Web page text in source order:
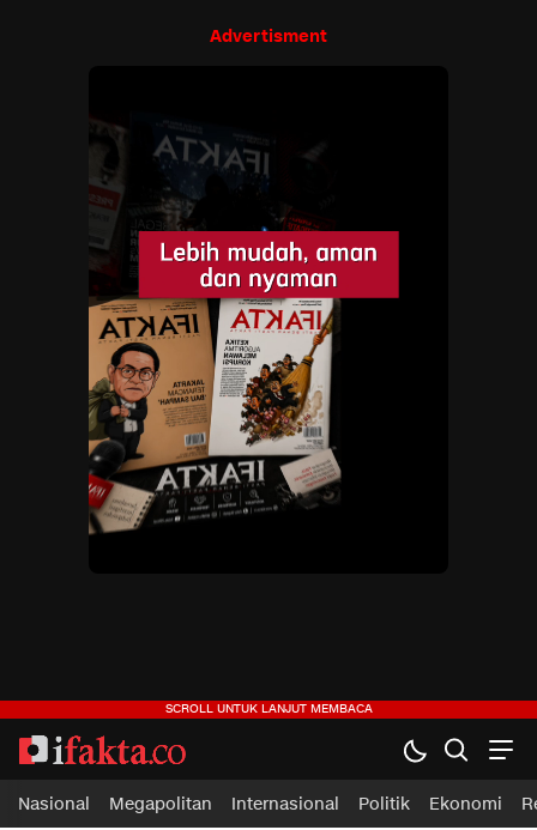
Advertisment
Nasional Megapolitan Internasional Politik Ekonomi